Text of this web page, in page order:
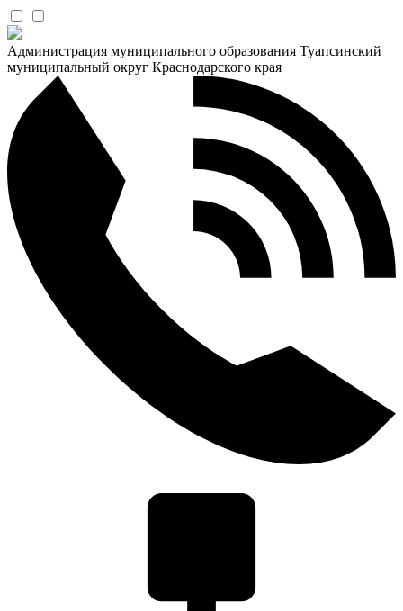
Администрация муниципального образования Туапсинский
муниципальный округ Краснодарского края